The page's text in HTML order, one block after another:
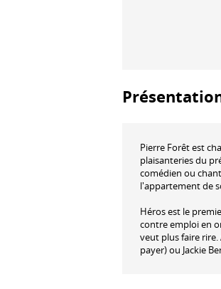
Pierre Forêt est
plaisanteries du
comédien ou
l'appartement de
Héros est le
contre emploi en
veut plus faire rire.
payer) ou Jackie